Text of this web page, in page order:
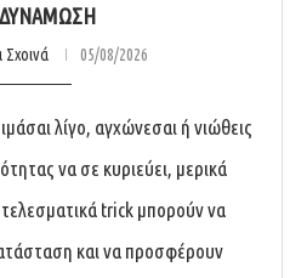
05/08/2026
λίγο, αγχώνεσαι ή νιώθεις
να σε κυριεύει, μερικά
trick μπορούν να
και να προσφέρουν